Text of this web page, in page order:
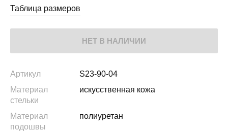
Таблица размеров
НЕТ В НАЛИЧИИ
Артикул
S23-90-04
Материал
стельки
искусственная кожа
Материал
подошвы
полиуретан